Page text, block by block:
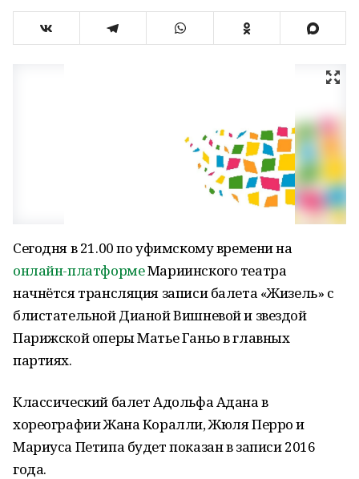
Сегодня в 21.00 по уфимскому времени на
онлайн-платформеМариинского театра
начнётся трансляция записи балета «Жизель» с
блистательной Дианой Вишневой и звездой
Парижской оперы Матье Ганьо в главных
партиях.
Классический балет Адольфа Адана в
хореографии Жана Коралли, Жюля Перро и
Мариуса Петипа будет показан в записи 2016
года.